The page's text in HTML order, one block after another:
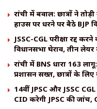
रांची में बवाल: छात्रों ने
हाउस पर धरने पर बैठे BJP
JSSC-CGL परीक्षा रद्द
विधानसभा घेराव, तीन
रांची में BNS धारा 163
प्रशासन सख्त, छात्रों के लिए
14वीं JPSC और JSSC
CID करेगी JPSC की जांच,